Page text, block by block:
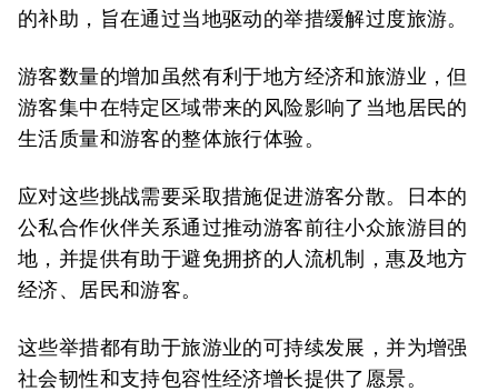
的补助，旨在通过当地驱动的举措缓解过度旅游。
游客数量的增加虽然有利于地方经济和旅游业，但
游客集中在特定区域带来的风险影响了当地居民的
生活质量和游客的整体旅行体验。
应对这些挑战需要采取措施促进游客分散。日本的
公私合作伙伴关系通过推动游客前往小众旅游目的
地，并提供有助于避免拥挤的人流机制，惠及地方
经济、居民和游客。
这些举措都有助于旅游业的可持续发展，并为增强
社会韧性和支持包容性经济增长提供了愿景。